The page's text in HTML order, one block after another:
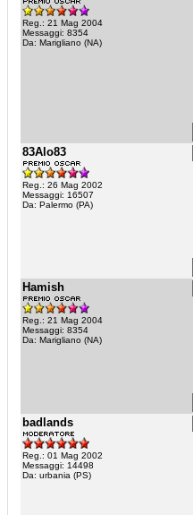
Reg.: 21 Mag 2004
Messaggi: 8354
Da: Marigliano (NA)
83Alo83
Reg.: 26 Mag 2002
Messaggi: 16507
Da: Palermo (PA)
Hamish
Reg.: 21 Mag 2004
Messaggi: 8354
Da: Marigliano (NA)
badlands
Reg.: 01 Mag 2002
Messaggi: 14498
Da: urbania (PS)